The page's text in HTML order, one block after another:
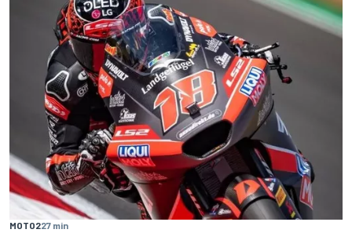
MOTO227 min